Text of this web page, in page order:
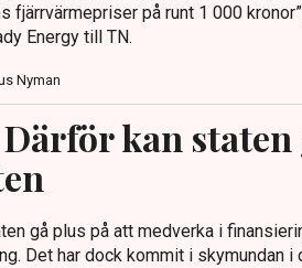
fjärrvärmepriser på runt 1 000
Energy till TN.
Nyman
kan staten
gå plus på att medverka i
Det har dock kommit i skymundan i